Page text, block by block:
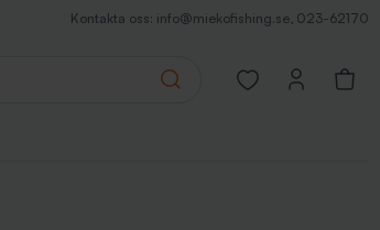
Kontakta oss: info@miekofishing.se, 023-62170
Search
Open favorites